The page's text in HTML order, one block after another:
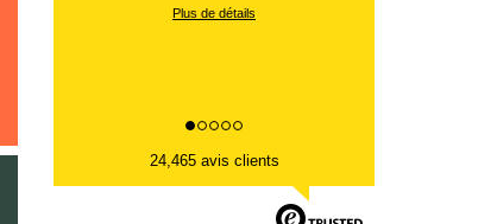
Plus de détails
24,465 avis clients